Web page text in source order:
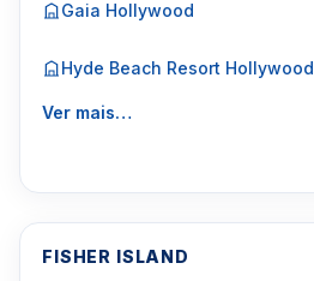
Gaia Hollywood
Hyde Beach Resort Hollywood
Ver mais…
FISHER ISLAND